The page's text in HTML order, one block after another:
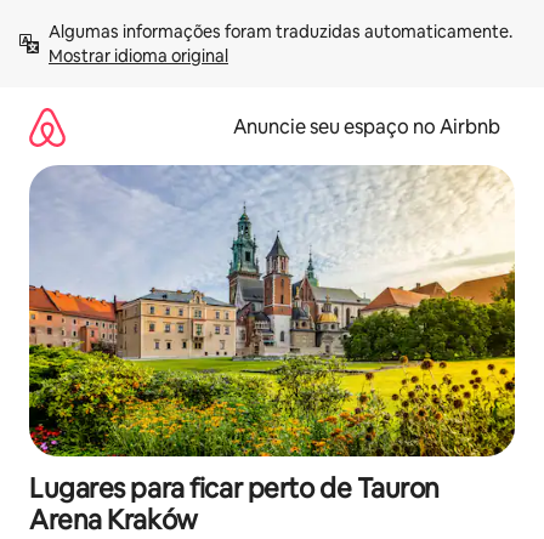
para
Mostrar idioma original
Anuncie seu espaço no Airbnb
Lugares para ficar perto de Tauron
Arena Kraków